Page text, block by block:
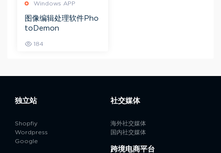
Windows APP
图像编辑处理软件Pho
toDemon
184
独立站
Shopfiy
Wordpress
Google
社交媒体
海外社交媒体
国内社交媒体
跨境电商平台